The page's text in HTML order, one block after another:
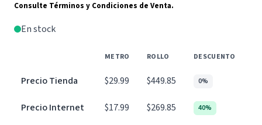
Consulte Términos y Condiciones de Venta.
En stock
METRO ROLLO DESCUENTO
Precio Tienda $29.99 $449.85 0%
Precio Internet $17.99 $269.85 40%